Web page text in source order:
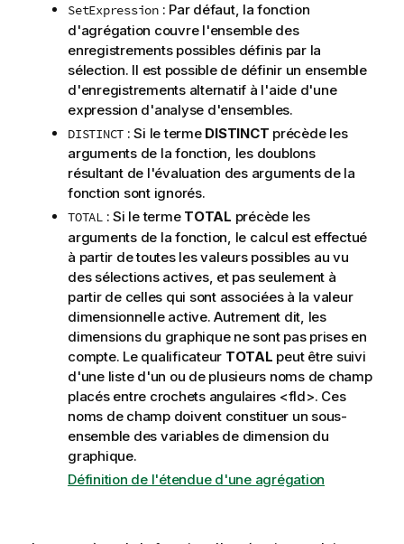
o
r
m
a
t
i
o
n
s
SetExpression: Par défaut, la fonction
d'agrégation couvre l'ensemble des
enregistrements possibles définis par la
sélection. Il est possible de définir un ensemble
d'enregistrements alternatif à l'aide d'une
expression d'analyse d'ensembles.
DISTINCT : Si le terme DISTINCT précède les
arguments de la fonction, les doublons
résultant de l'évaluation des arguments de la
fonction sont ignorés.
TOTAL: Si le terme TOTAL précède les
arguments de la fonction, le calcul est effectué
à partir de toutes les valeurs possibles au vu
des sélections actives, et pas seulement à
partir de celles qui sont associées à la valeur
dimensionnelle active. Autrement dit, les
dimensions du graphique ne sont pas prises en
compte. Le qualificateur TOTAL peut être suivi
d'une liste d'un ou de plusieurs noms de champ
placés entre crochets angulaires <fld>. Ces
noms de champ doivent constituer un sous-
ensemble des variables de dimension du
graphique.
Définition de l'étendue d'une agrégation